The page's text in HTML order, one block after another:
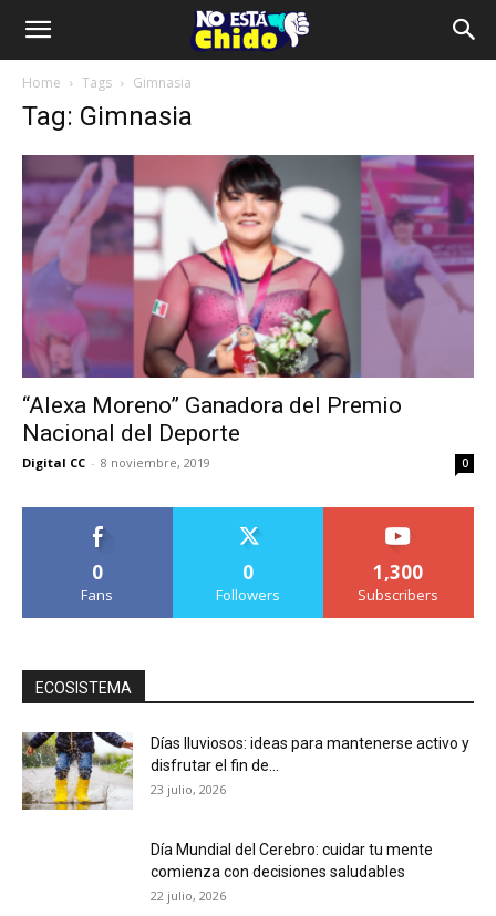
Home Tags Gimnasia
Tag: Gimnasia
“Alexa Moreno” Ganadora del Premio
Nacional del Deporte
Digital CC - 8 noviembre, 2019 0
0
Fans
0
Followers
1,300
Subscribers
ECOSISTEMA
Días lluviosos: ideas para mantenerse activo y
disfrutar el fin de...
23 julio, 2026
Día Mundial del Cerebro: cuidar tu mente
comienza con decisiones saludables
22 julio, 2026